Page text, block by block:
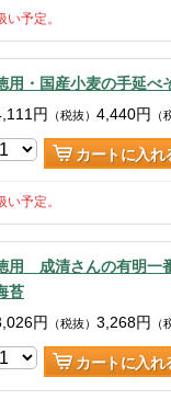
予定。
用・国産小麦の手延べ
円 （税抜） 4,440円 （
カートに入れ
予定。
用 成清さんの有明一
苔
円 （税抜） 3,268円 （
カートに入れ